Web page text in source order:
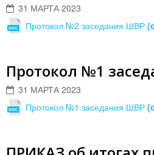
31 МАРТА 2023
Протокол №2 заседания ШВР
Протокол №1
31 МАРТА 2023
Протокол №1 заседания ШВР